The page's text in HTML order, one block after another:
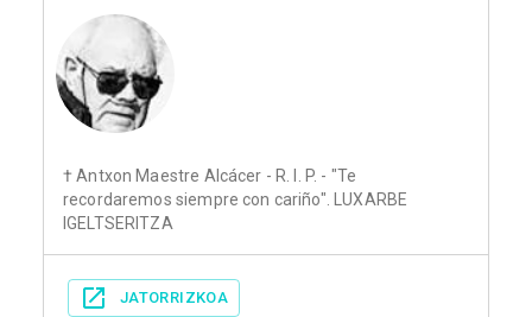
† Antxon Maestre Alcácer - R. I. P. - "Te
recordaremos siempre con cariño". LUXARBE
IGELTSERITZA
JATORRIZKOA